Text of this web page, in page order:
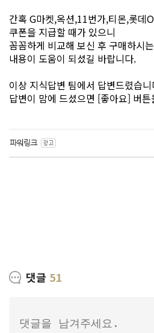
간혹 G마켓,옥션,11번가,티몬,롯데
쿠폰을 지급할 때가 있으니
꼼꼼하게 비교해 보신 후 구매하시
내용이 도움이 되셨길 바랍니다.
이상 지식답변 팀에서 답변드렸습
답변이 맘에 드셨으면 [좋아요] 버
댓글 51